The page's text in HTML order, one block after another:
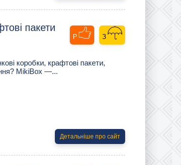
пакети
коробки, крафтові пакети,
MikiBox —...
Детальніше про сайт